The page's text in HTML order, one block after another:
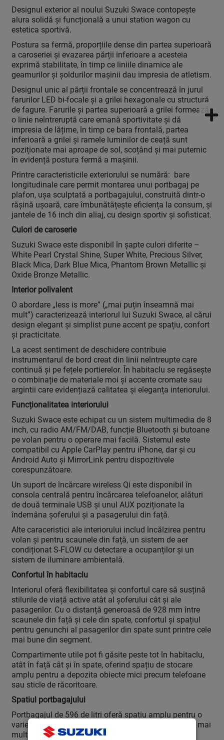
Designul exterior al noului Suzuki Swace contopește
alura solidă și funcțională a unui station wagon cu
estetica sportivă.
Postura sa fermă, proporțiile dense din partea superioară
a caroseriei și evazarea părții inferioare a acesteia
exprimă stabilitate, în timp ce liniile dinamice ale
geamurilor și șoldurilor mașinii dau impresia de atletism.
Designul unic al părții frontale se concentrează în jurul
farurilor LED bi-focale și a grilei hexagonale cu structură
de fagure. Farurile și partea superioară a grilei formează
o linie neîntreruptă care emană sportivitate și dă
impresia de lățime, în timp ce bara frontală, partea
inferioară a grilei și ramele luminilor de ceață sunt
poziționate mai aproape de sol, scoțând și mai puternic
în evidență postura fermă a mașinii.
Printre caracteristicile exteriorului se numără: bare
longitudinale care permit montarea unui portbagaj pe
plafon, ușa sculptată a portbagajului, construită dintr-o
rășină ușoară, care îmbunătățește eficiența la consum, și
jantele de 16 inch din aliaj, cu design sportiv și sofisticat.
Culori de caroserie
Suzuki Swace este disponibil în șapte culori diferite –
White Pearl Crystal Shine, Super White, Precious Silver,
Black Mica, Dark Blue Mica, Phantom Brown Metallic și
Oxide Bronze Metallic.
Interior polivalent
O abordare „less is more” („mai puțin înseamnă mai
mult”) caracterizează interiorul lui Suzuki Swace, al cărui
design elegant și simplist pune accent pe spațiu, confort
și practicitate.
La acest sentiment de deschidere contribuie
instrumentarul de bord creat din linii neîntreupte care
continuă și pe fețele portierelor. În habitaclu se regăsește
o combinație de materiale moi și accente cromate sau
argintii care evidențiază calitatea și eleganța interiorului.
Funcționalitatea interiorului
Suzuki Swace este echipat cu un sistem multimedia de 8
inch, cu radio AM/FM/DAB, funcție Bluetooth și butoane
pe volan pentru o operare mai facilă. Sistemul este
compatibil cu Apple CarPlay pentru iPhone, dar și cu
Android Auto și MirrorLink pentru dispozitivele
corespunzătoare.
Un suport de încărcare wireless Qi este disponibil în
consola centrală pentru încărcarea telefoanelor, alături
de două terminale USB și unul AUX poziționate la
îndemâna șoferului și a pasagerului din față.
Alte caraceristici ale interiorului includ încălzirea pentru
volan și pentru scaunele din față, un sistem de aer
condiționat S-FLOW cu detectare a ocupanților și un
sistem de iluminare ambientală.
Confortul în habitaclu
Interiorul oferă flexibilitatea și confortul care să susțină
stilurile de viață active atât al șoferului cât și ale
pasagerilor. Cu o distanță generoasă de 928 mm între
scaunele din față și cele din spate, confortul și spațiul
pentru genunchi al pasagerilor din spate sunt printre cele
mai bune din segment.
Compartimente utile pot fi găsite peste tot în habitaclu,
atât în față cât și în spate, oferind spațiu de stocare
amplu pentru a depozita obiecte mici precum telefoane
sau sticle de răcoritoare.
Spatiul portbagajului
Portbagajul de 596 de litri oferă spațiu amplu pentru o
varietate de bagaje sau obiecte recreaționale. Pentru mai
multă flexibilitate, podeaua portbagajului poate fi